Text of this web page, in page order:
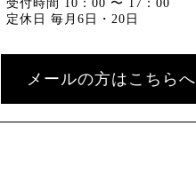
受付時間 10：00 〜 17：00
定休日 毎月6日・20日
メールの方はこちらへ